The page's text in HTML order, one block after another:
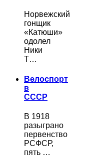
Норвежский
гонщик
«Катюши»
одолел
Ники
Т…
Велоспорт
в
СССР
В 1918
разыграно
первенство
РСФСР,
пять …